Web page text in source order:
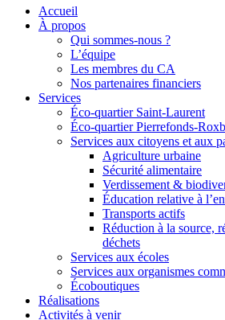
Accueil
À propos
Qui sommes-nous ?
L’équipe
Les membres du CA
Nos partenaires financiers
Services
Éco-quartier Saint-Laurent
Éco-quartier Pierrefonds-
Services aux citoyens et aux
Agriculture urbaine
Sécurité alimentaire
Verdissement &
Éducation relative à
Transports actifs
Réduction à la source,
déchets
Services aux écoles
Services aux organismes
Écoboutiques
Réalisations
Activités à venir